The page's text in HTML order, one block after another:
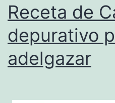
Receta de
depurativo
adelgazar